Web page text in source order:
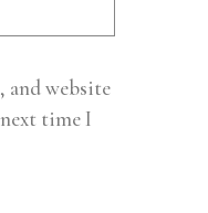
and website
time I